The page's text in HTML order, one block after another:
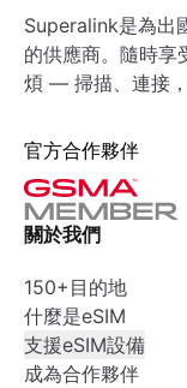
Superalink是為出
的供應商。隨時享
煩 — 掃描、連接，
官方合作夥伴
關於我們
150+目的地
什麼是eSIM
支援eSIM設備
成為合作夥伴